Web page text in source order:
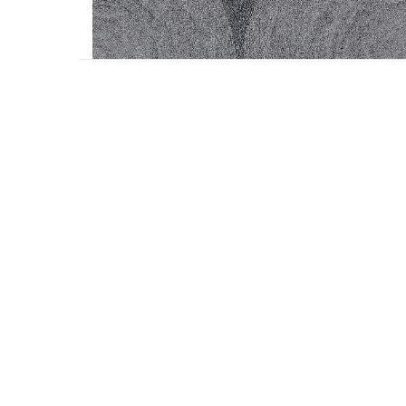
Accesorios
Colgadores
Espejos